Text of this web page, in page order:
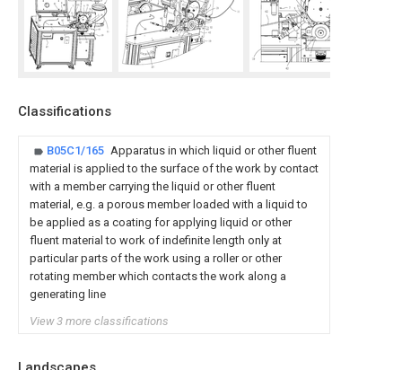
Classifications
B05C1/165 Apparatus in which liquid or other fluent
material is applied to the surface of the work by contact
with a member carrying the liquid or other fluent
material, e.g. a porous member loaded with a liquid to
be applied as a coating for applying liquid or other
fluent material to work of indefinite length only at
particular parts of the work using a roller or other
rotating member which contacts the work along a
generating line
View 3 more classifications